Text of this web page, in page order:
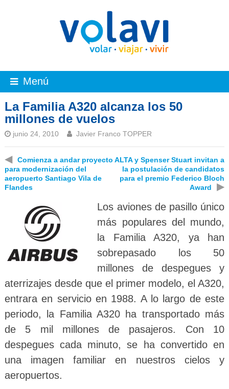
Menú
La Familia A320 alcanza los 50
millones de vuelos
junio 24, 2010 Javier Franco TOPPER
◀
Comienza a andar proyecto
para modernización del
aeropuerto Santiago Vila de
Flandes
ALTA y Spenser Stuart invitan a
la postulación de candidatos
para el premio Federico Bloch
Award
▶
Los aviones de pasillo único
más populares del mundo,
la Familia A320, ya han
sobrepasado los 50
millones de despegues y
aterrizajes desde que el primer modelo, el A320,
entrara en servicio en 1988. A lo largo de este
periodo, la Familia A320 ha transportado más
de 5 mil millones de pasajeros. Con 10
despegues cada minuto, se ha convertido en
una imagen familiar en nuestros cielos y
aeropuertos.